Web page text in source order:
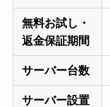
無料お試し・
返金保証期間
サーバー台数
サーバー設置